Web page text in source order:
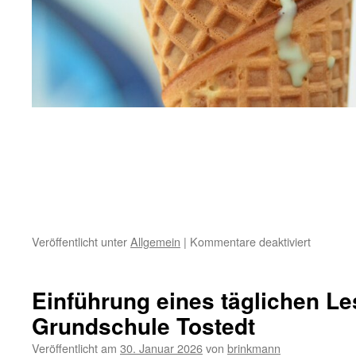
Veröffentlicht unterAllgemein | Kommentare deaktiviertfür
Einführung eines täglichen
Grundschule Tostedt
Veröffentlicht am 30. Januar 2026von brinkmann